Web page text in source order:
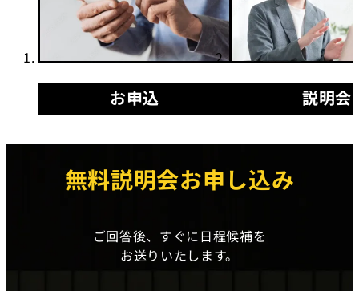
お申込 説明会
無料説明会お申し込み
ご回答後、すぐに日程候補を
お送りいたします。